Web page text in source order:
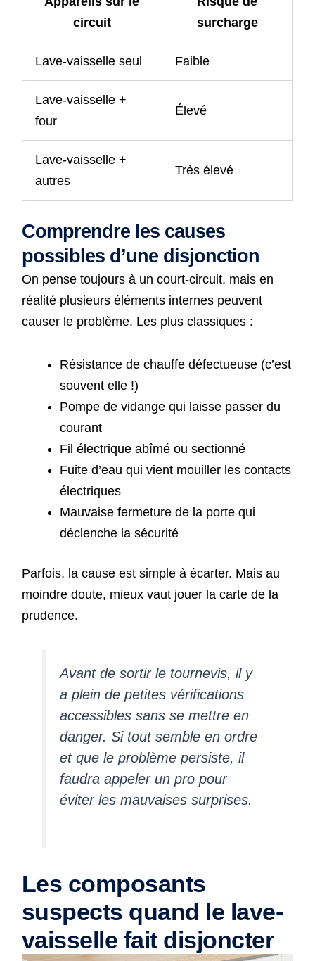
circuit
surcharge
Lave-vaisselle seul Faible
Lave-vaisselle +
four
Élevé
Lave-vaisselle +
autres
Très élevé
Comprendre les causes
possibles d’une disjonction
On pense toujours à un court-circuit, mais en
réalité plusieurs éléments internes peuvent
causer le problème. Les plus classiques :
Résistance de chauffe défectueuse (c’est
souvent elle !)
Pompe de vidange qui laisse passer du
courant
Fil électrique abîmé ou sectionné
Fuite d’eau qui vient mouiller les contacts
électriques
Mauvaise fermeture de la porte qui
déclenche la sécurité
Parfois, la cause est simple à écarter. Mais au
moindre doute, mieux vaut jouer la carte de la
prudence.
Avant de sortir le tournevis, il y
a plein de petites vérifications
accessibles sans se mettre en
danger. Si tout semble en ordre
et que le problème persiste, il
faudra appeler un pro pour
éviter les mauvaises surprises.
Les composants
suspects quand le lave-
vaisselle fait disjoncter